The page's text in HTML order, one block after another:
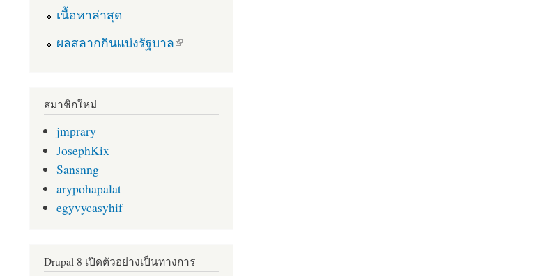
เนื้อหาล่าสุด
ผลสลากกินแบ่งรัฐบาล
(link is external)
สมาชิกใหม่
jmprary
JosephKix
Sansnng
arypohapalat
egyvycasyhif
Drupal 8 เปิดตัวอย่างเป็นทางการ